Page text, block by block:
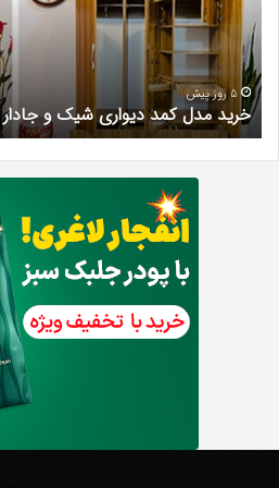
جادار
از
«کمد
پازلی»
5 روز پیش
خرید مدل کمد دیواری شیک و جادار